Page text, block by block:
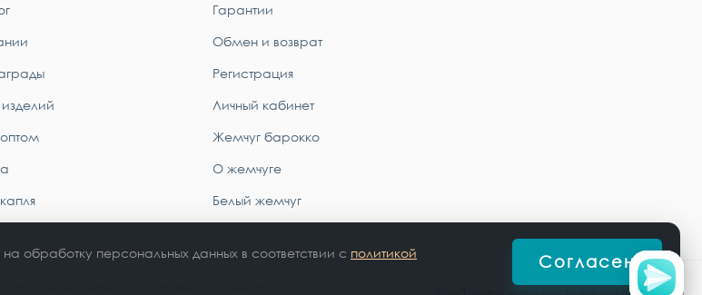
Гарантии
Обмен и возврат
Регистрация
Личный кабинет
Жемчуг барокко
О жемчуге
Белый жемчуг
Конфиденциальность и cookie-файлы
обработку персональных данных в соответствии с политикой
Согласен